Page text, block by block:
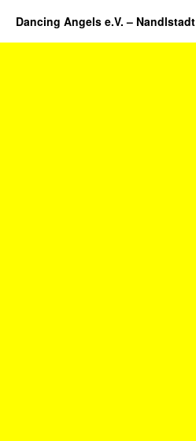
Dancing Angels e.V. – Nandlstadt